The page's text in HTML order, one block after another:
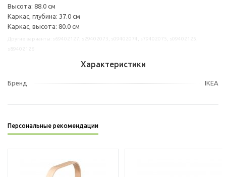
Высота: 88.0 см
Каркас, глубина: 37.0 см
Каркас, высота: 80.0 см
Характеристики
Бренд IKEA
Персональные рекомендации